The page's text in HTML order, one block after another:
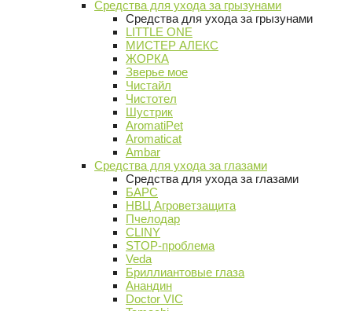
Средства для ухода за грызунами
Средства для ухода за грызунами
LITTLE ONE
МИСТЕР АЛЕКС
ЖОРКА
Зверье мое
Чистайл
Чистотел
Шустрик
AromatiPet
Aromaticat
Ambar
Средства для ухода за глазами
Средства для ухода за глазами
БАРС
НВЦ Агроветзащита
Пчелодар
CLINY
STOP-проблема
Veda
Бриллиантовые глаза
Анандин
Doctor VIC